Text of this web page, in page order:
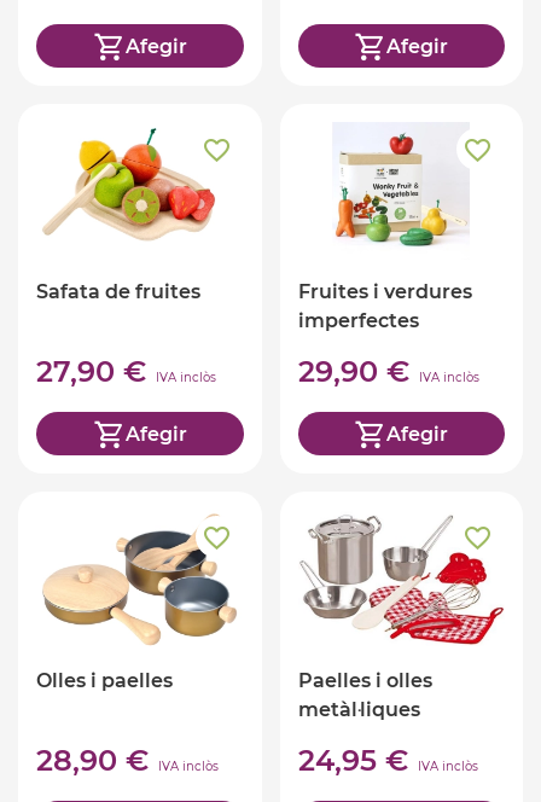
Afegir Afegir
Safata de fruites
27,90 € IVA inclòs
Afegir
Fruites i verdures
imperfectes
29,90 € IVA inclòs
Afegir
Olles i paelles
28,90 € IVA inclòs
Paelles i olles
metàl·liques
24,95 € IVA inclòs